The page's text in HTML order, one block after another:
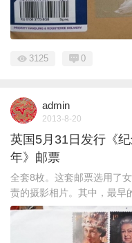
3125 0
admin
2013-8-20
英国5月31日发行《
年》邮票
全套8枚。这套邮票选用了
责的摄影相片。其中，最早